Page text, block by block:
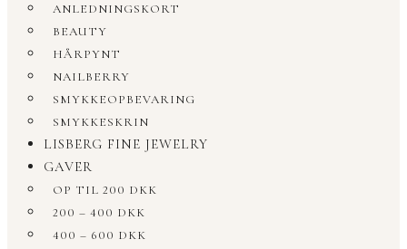
ANLEDNINGSKORT
BEAUTY
HÅRPYNT
NAILBERRY
SMYKKEOPBEVARING
SMYKKESKRIN
LISBERG FINE JEWELRY
GAVER
OP TIL 200 DKK
200 – 400 DKK
400 – 600 DKK